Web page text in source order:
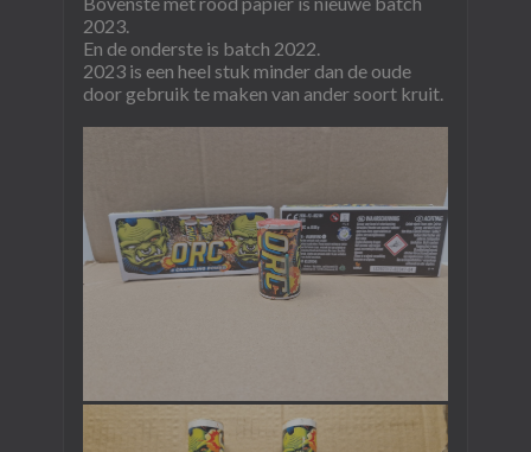
2023.
En de onderste is batch 2022.
2023 is een heel stuk minder dan de oude
door gebruik te maken van ander soort kruit.